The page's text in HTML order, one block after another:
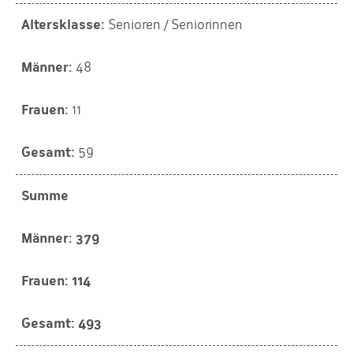
Senioren / Seniorinnen
48
11
59
Summe
379
114
493